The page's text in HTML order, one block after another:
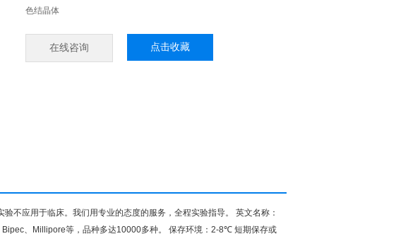
色结晶体
在线咨询 点击收藏
不应用于临床。我们用专业的态度的服务，全程实验指导。
英文名称：
Bipec、 Millipore等，品种多达10000多种。 保存环境： 2-8℃ 短期保存或